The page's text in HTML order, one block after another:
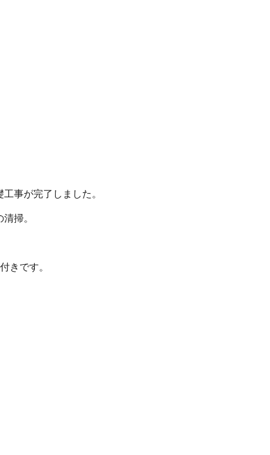
事が完了しました。
掃。
きです。